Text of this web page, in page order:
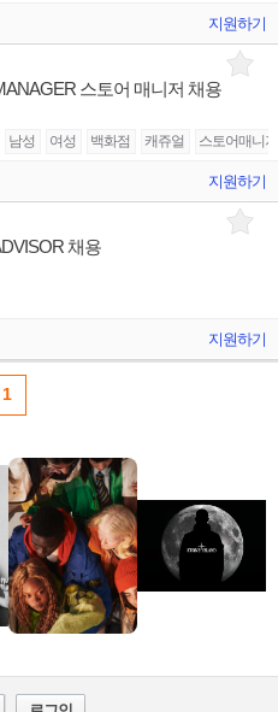
지원하기
스토어 매니저 채용
남성 여성 백화점 캐쥬얼 스토어매니저
지원하기
채용
지원하기
1